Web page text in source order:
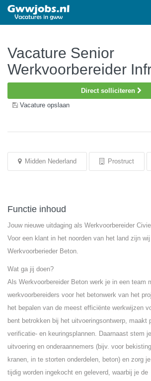
Vacature Senior
Werkvoorbereider
Direct solliciteren
Vacature opslaan
Midden Nederland Prostruct
Functie inhoud
Jouw nieuwe uitdaging als Werkvoorbereider
Voor een klant in het noorden van het land zijn
Werkvoorberieder Beton.
Wat ga jij doen?
Als Werkvoorbereider Beton werk je in een team
werkvoorbereiders voor het betonwerk van het
het bepalen van de meest efficiënte werkwijzen
bent betrokken bij het uitvoeringsontwerp, maakt
verificatie- en keuringsplannen. Daarnaast stem
uitvoering en onderaannemers (bijv. voor
kranen, in te storten onderdelen, beton) en zorg
tijdig worden ingekocht en geleverd, waarbij je de